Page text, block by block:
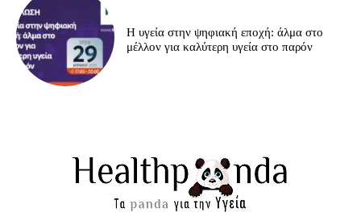
H υγεία στην ψηφιακή εποχή: άλμα στο
μέλλον για καλύτερη υγεία στο παρόν